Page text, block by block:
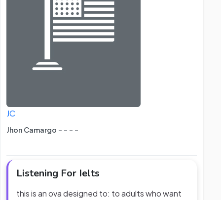
JC
Jhon Camargo - - - -
Listening For Ielts
this is an ova designed to: to adults who want